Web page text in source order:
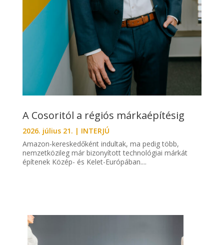
A Cosoritól a régiós márkaépítésig
2026. július 21. | INTERJÚ
Amazon-kereskedőként indultak, ma pedig több,
nemzetközileg már bizonyított technológiai márkát
építenek Közép- és Kelet-Európában....